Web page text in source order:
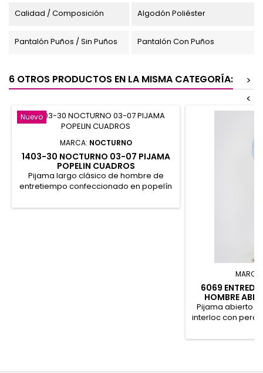
Calidad / Composición Algodón Poliéster
Pantalón Puños / Sin Puños Pantalón Con Puños
6 OTROS PRODUCTOS EN LA MISMA CATEGORÍA:
>
<
Nuevo
MARCA: NOCTURNO
1403-30 NOCTURNO 03-07 PIJAMA
POPELIN CUADROS
Pijama largo clásico de hombre de
entretiempo confeccionado en popelín
cuello solapa, cierre a botones y
6069
HOMBRE
Pijama abierto
interloc con
puños y
con puños y